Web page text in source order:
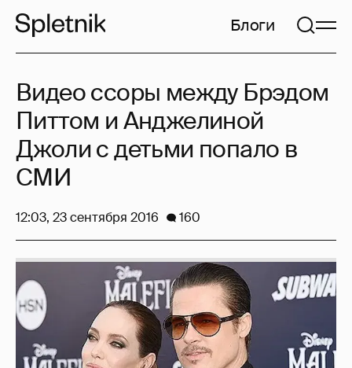
Блоги
Видео ссоры между Брэдом
Питтом и Анджелиной
Джоли с детьми попало в
СМИ
12:03, 23 сентября 2016 160